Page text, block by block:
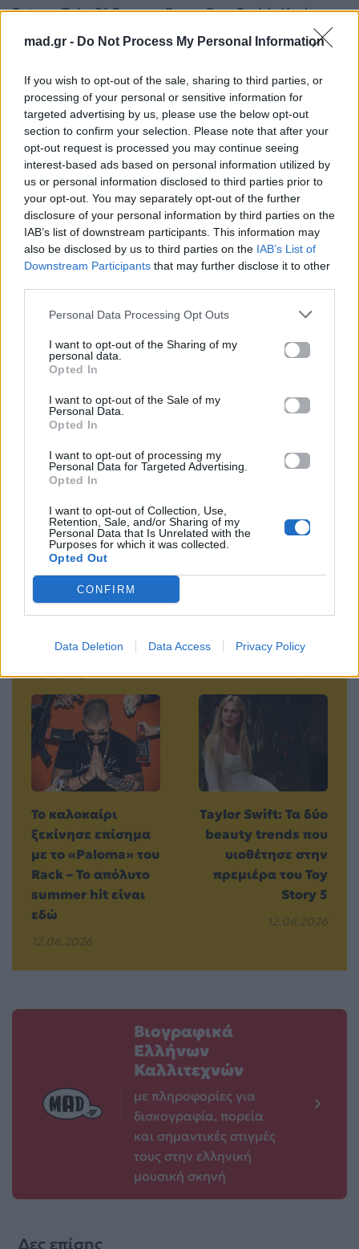
mad.gr - Do Not Process My Personal Information
If you wish to opt-out of the sale, sharing to third parties, or
processing of your personal or sensitive information for
targeted advertising by us, please use the below opt-out
section to confirm your selection. Please note that after your
opt-out request is processed you may continue seeing
interest-based ads based on personal information utilized by
us or personal information disclosed to third parties prior to
your opt-out. You may separately opt-out of the further
disclosure of your personal information by third parties on the
IAB’s list of downstream participants. This information may
also be disclosed by us to third parties on the IAB’s List of
Downstream Participants that may further disclose it to other
Personal Data Processing Opt Outs
I want to opt-out of the Sharing of my
personal data.
Opted In
I want to opt-out of the Sale of my
Personal Data.
Opted In
I want to opt-out of processing my
Personal Data for Targeted Advertising.
Opted In
I want to opt-out of Collection, Use,
Retention, Sale, and/or Sharing of my
Personal Data that Is Unrelated with the
Purposes for which it was collected.
Opted Out
CONFIRM
Data Deletion Data Access Privacy Policy
Future, Tyla, 21 Savage, Burna Boy, Daddy Yankee
και Latto, επιβεβαιώνοντας πως η φετινή
στην ιστορία του ποδοσφαίρου.
Studio vibes: Έτσι ηχογραφεί το νέο της
album η Rita Ora
Έρχεται το «Jackie O’»: Η νέα μουσική βόμβα
της Ελένης Φουρέιρα είναι προ των πυλών
Για σχόλια, μηνύματα ή φωτογραφικό υλικό
σχετικά με τοMad.gr, επισκεφτείτε μας στο
Facebook, επικοινωνήστε μέσωTwitterή
ακολουθήστε μας στοInstagram.
Andrea Bocelli David Guetta Fifa World Cup 2026
Megan
Thee Stallion
Mad.gr στο Google
Ακολουθήστε το
Mad.gr στο MSN
Μοιράσου αυτό το άρθρο
Προηγούμενο
Το καλοκαίρι
ξεκίνησε επίσημα
με το «Paloma» του
Rack – Το απόλυτο
summer hit είναι
εδώ
12.06.2026
Επόμενο
Taylor Swift: Τα δύο
beauty trends που
υιοθέτησε στην
πρεμιέρα του Toy
Story 5
12.06.2026
Βιογραφικά
Ελλήνων
Καλλιτεχνών
με πληροφορίες για
δισκογραφία, πορεία
και σημαντικές στιγμές
τους στην ελληνική
μουσική σκηνή
Δες επίσης